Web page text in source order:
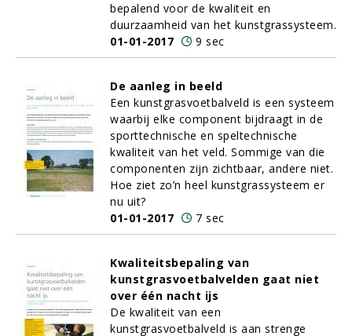
bepalend voor de kwaliteit en
duurzaamheid van het kunstgrassysteem.
01-01-2017
9 sec
De aanleg in beeld
Een kunstgrasvoetbalveld is een systeem
waarbij elke component bijdraagt in de
sporttechnische en speltechnische
kwaliteit van het veld. Sommige van die
componenten zijn zichtbaar, andere niet.
Hoe ziet zo’n heel kunstgrassysteem er
nu uit?
01-01-2017
7 sec
Kwaliteitsbepaling van
kunstgrasvoetbalvelden gaat niet
over één nacht ijs
De kwaliteit van een
kunstgrasvoetbalveld is aan strenge